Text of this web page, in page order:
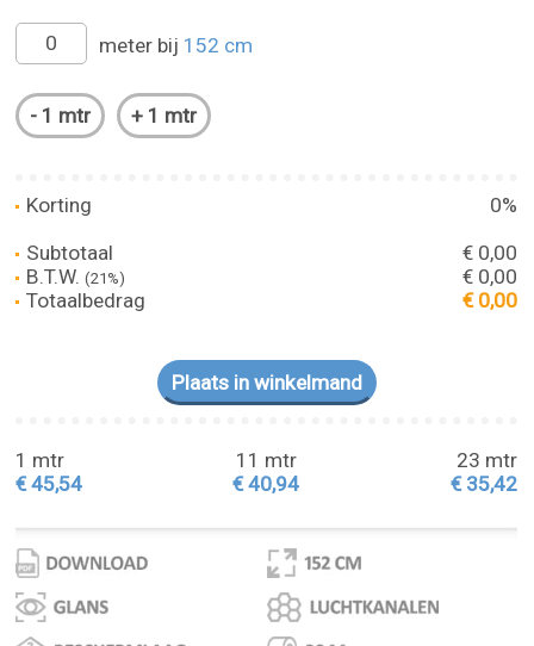
meter bij 152 cm
Korting
0%
Subtotaal
€ 0,00
B.T.W.(21%)
€ 0,00
Totaalbedrag
€ 0,00
1 mtr
€ 45,54
11 mtr
€ 40,94
23 mtr
€ 35,42